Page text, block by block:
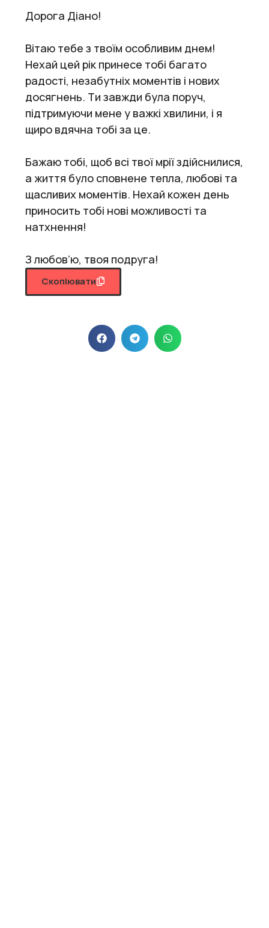
Дорога Діано!
Вітаю тебе з твоїм особливим днем!
Нехай цей рік принесе тобі багато
радості, незабутніх моментів і нових
досягнень. Ти завжди була поруч,
підтримуючи мене у важкі хвилини, і я
щиро вдячна тобі за це.
Бажаю тобі, щоб всі твої мрії здійснилися,
а життя було сповнене тепла, любові та
щасливих моментів. Нехай кожен день
приносить тобі нові можливості та
натхнення!
З любов’ю, твоя подруга!
Скопіювати